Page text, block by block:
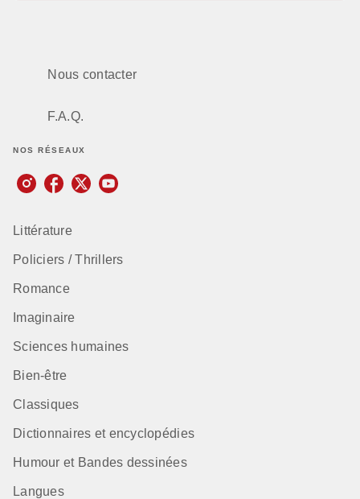
Nous contacter
F.A.Q.
NOS RÉSEAUX
Littérature
Policiers / Thrillers
Romance
Imaginaire
Sciences humaines
Bien-être
Classiques
Dictionnaires et encyclopédies
Humour et Bandes dessinées
Langues